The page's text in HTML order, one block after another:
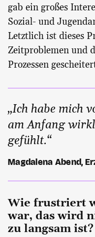
gab ein großes
Sozial- und
Letztlich ist dieses
Zeitproblemen und
Prozessen
„Ich habe mich
am Anfang
gefühlt.“
Magdalena Abend,
Wie frustriert
war, das wird
zu langsam ist?